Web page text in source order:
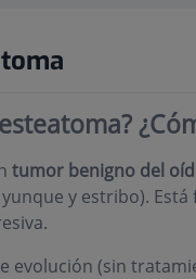
tumor benigno del
y estribo).
evolución (sin